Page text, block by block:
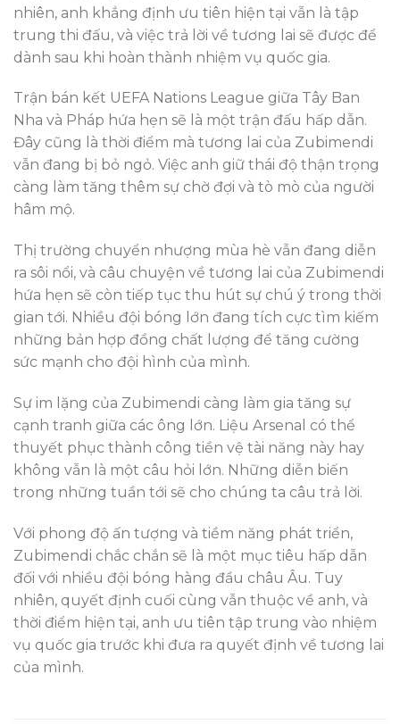
nhiên, anh khẳng định ưu tiên hiện tại vẫn là tập
trung thi đấu, và việc trả lời về tương lai sẽ được để
dành sau khi hoàn thành nhiệm vụ quốc gia.
Trận bán kết UEFA Nations League giữa Tây Ban
Nha và Pháp hứa hẹn sẽ là một trận đấu hấp dẫn.
Đây cũng là thời điểm mà tương lai của Zubimendi
vẫn đang bị bỏ ngỏ. Việc anh giữ thái độ thận trọng
càng làm tăng thêm sự chờ đợi và tò mò của người
hâm mộ.
Thị trường chuyển nhượng mùa hè vẫn đang diễn
ra sôi nổi, và câu chuyện về tương lai của Zubimendi
hứa hẹn sẽ còn tiếp tục thu hút sự chú ý trong thời
gian tới. Nhiều đội bóng lớn đang tích cực tìm kiếm
những bản hợp đồng chất lượng để tăng cường
sức mạnh cho đội hình của mình.
Sự im lặng của Zubimendi càng làm gia tăng sự
cạnh tranh giữa các ông lớn. Liệu Arsenal có thể
thuyết phục thành công tiền vệ tài năng này hay
không vẫn là một câu hỏi lớn. Những diễn biến
trong những tuần tới sẽ cho chúng ta câu trả lời.
Với phong độ ấn tượng và tiềm năng phát triển,
Zubimendi chắc chắn sẽ là một mục tiêu hấp dẫn
đối với nhiều đội bóng hàng đầu châu Âu. Tuy
nhiên, quyết định cuối cùng vẫn thuộc về anh, và
thời điểm hiện tại, anh ưu tiên tập trung vào nhiệm
vụ quốc gia trước khi đưa ra quyết định về tương lai
của mình.